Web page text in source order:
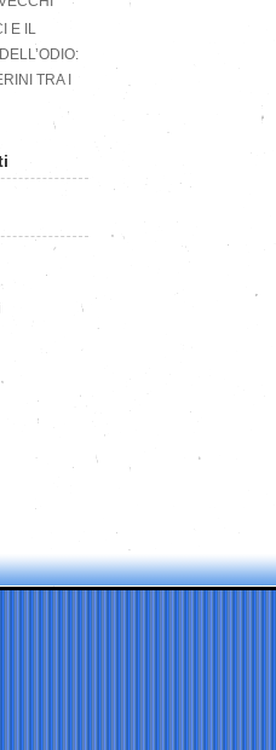
E IL
TRA I